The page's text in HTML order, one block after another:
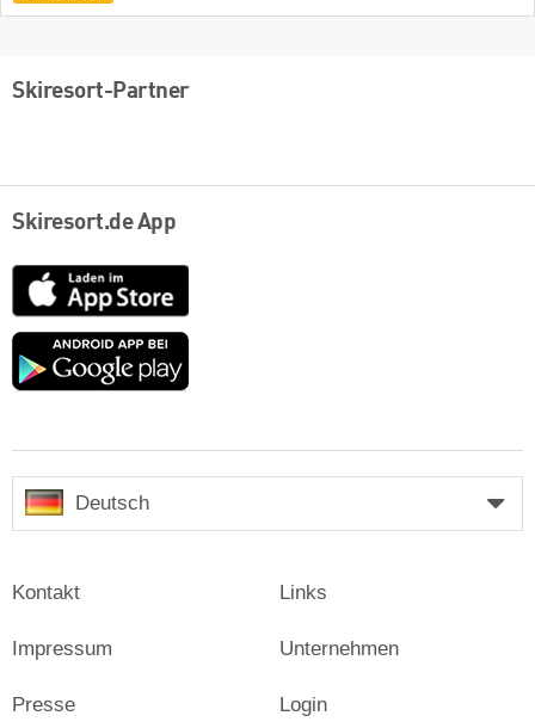
Skiresort-Partner
Skiresort.de App
App
Store
Google
Deutsch
Kontakt
Impressum
Presse
Links
Unternehmen
Login